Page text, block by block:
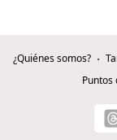
¿Quiénes somos?
Puntos